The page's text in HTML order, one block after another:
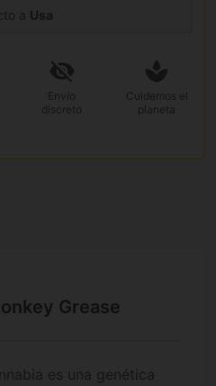
a Usa
Envío
discreto
Cuidemos el
planeta
Grease
es una genética